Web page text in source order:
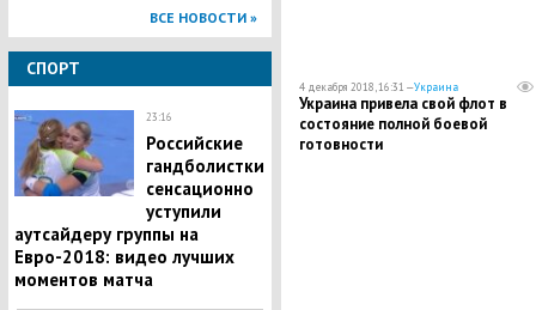
ВСЕ НОВОСТИ »
СПОРТ
23:16
Российские
гандболистки
сенсационно
уступили
аутсайдеру группы на
Евро-2018: видео лучших
моментов матча
4 декабря 2018, 16:31 —Украина
Украина привела свой флот в
состояние полной боевой
готовности